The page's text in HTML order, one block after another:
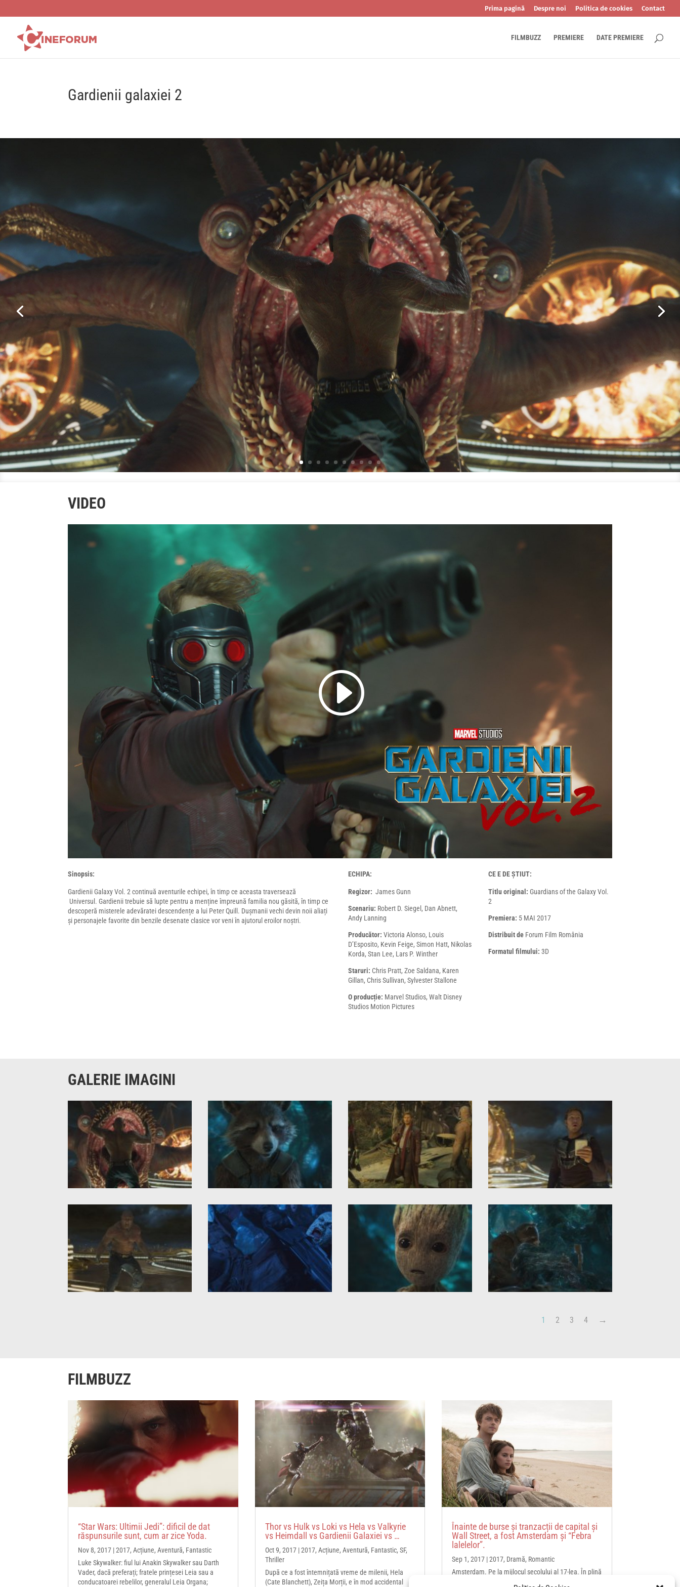
Prima pagină Despre noi Politica de cookies Contact
FILMBUZZ PREMIERE DATE PREMIERE
Gardienii galaxiei 2
VIDEO
Sinopsis:
Gardienii Galaxy Vol. 2 continuă aventurile echipei, în timp ce aceasta traversează
Universul. Gardienii trebuie să lupte pentru a menține împreună familia nou găsită, în timp ce
descoperă misterele adevăratei descendențe a lui Peter Quill. Dușmanii vechi devin noii aliați
și personajele favorite din benzile desenate clasice vor veni în ajutorul eroilor noștri.
ECHIPA:
Regizor:James Gunn
Scenariu: Robert D. Siegel, Dan Abnett,
Andy Lanning
Producător:Victoria Alonso, Louis
D’Esposito, Kevin Feige, Simon Hatt, Nikolas
Korda, Stan Lee, Lars P. Winther
Staruri: Chris Pratt, Zoe Saldana, Karen
Gillan, Chris Sullivan, Sylvester Stallone
O producție: Marvel Studios, Walt Disney
Studios Motion Pictures
CE E DE ȘTIUT:
Titlu original: Guardians of the Galaxy Vol.
2
Premiera: 5 MAI 2017
Distribuit deForum Film România
Formatul filmului: 3D
GALERIE IMAGINI
1 2 3 4
FILMBUZZ
“Star Wars: Ultimii Jedi”: dificil de dat
răspunsurile sunt, cum ar zice Yoda.
Nov 8, 2017 |2017,Acțiune,Aventură, Fantastic
Luke Skywalker: fiul lui Anakin Skywalker sau Darth
Vader, dacă preferați; fratele prințesei Leia sau a
conducatoarei rebelilor, generalul Leia Organa;
Thor vs Hulk vs Loki vs Hela vs Valkyrie
vs Heimdall vs Gardienii Galaxiei vs …
Oct 9, 2017|2017, Acțiune, Aventură, Fantastic, SF,
Thriller
După ce a fost întemnițată vreme de milenii, Hela
(Cate Blanchett), Zeița Morții, e în mod accidental
Înainte de burse și tranzacții de capital și
Wall Street, a fost Amsterdam și “Febra
lalelelor”.
Sep 1, 2017|2017, Dramă, Romantic
Amsterdam. Pe la mijlocul secolului al 17-lea. În plină